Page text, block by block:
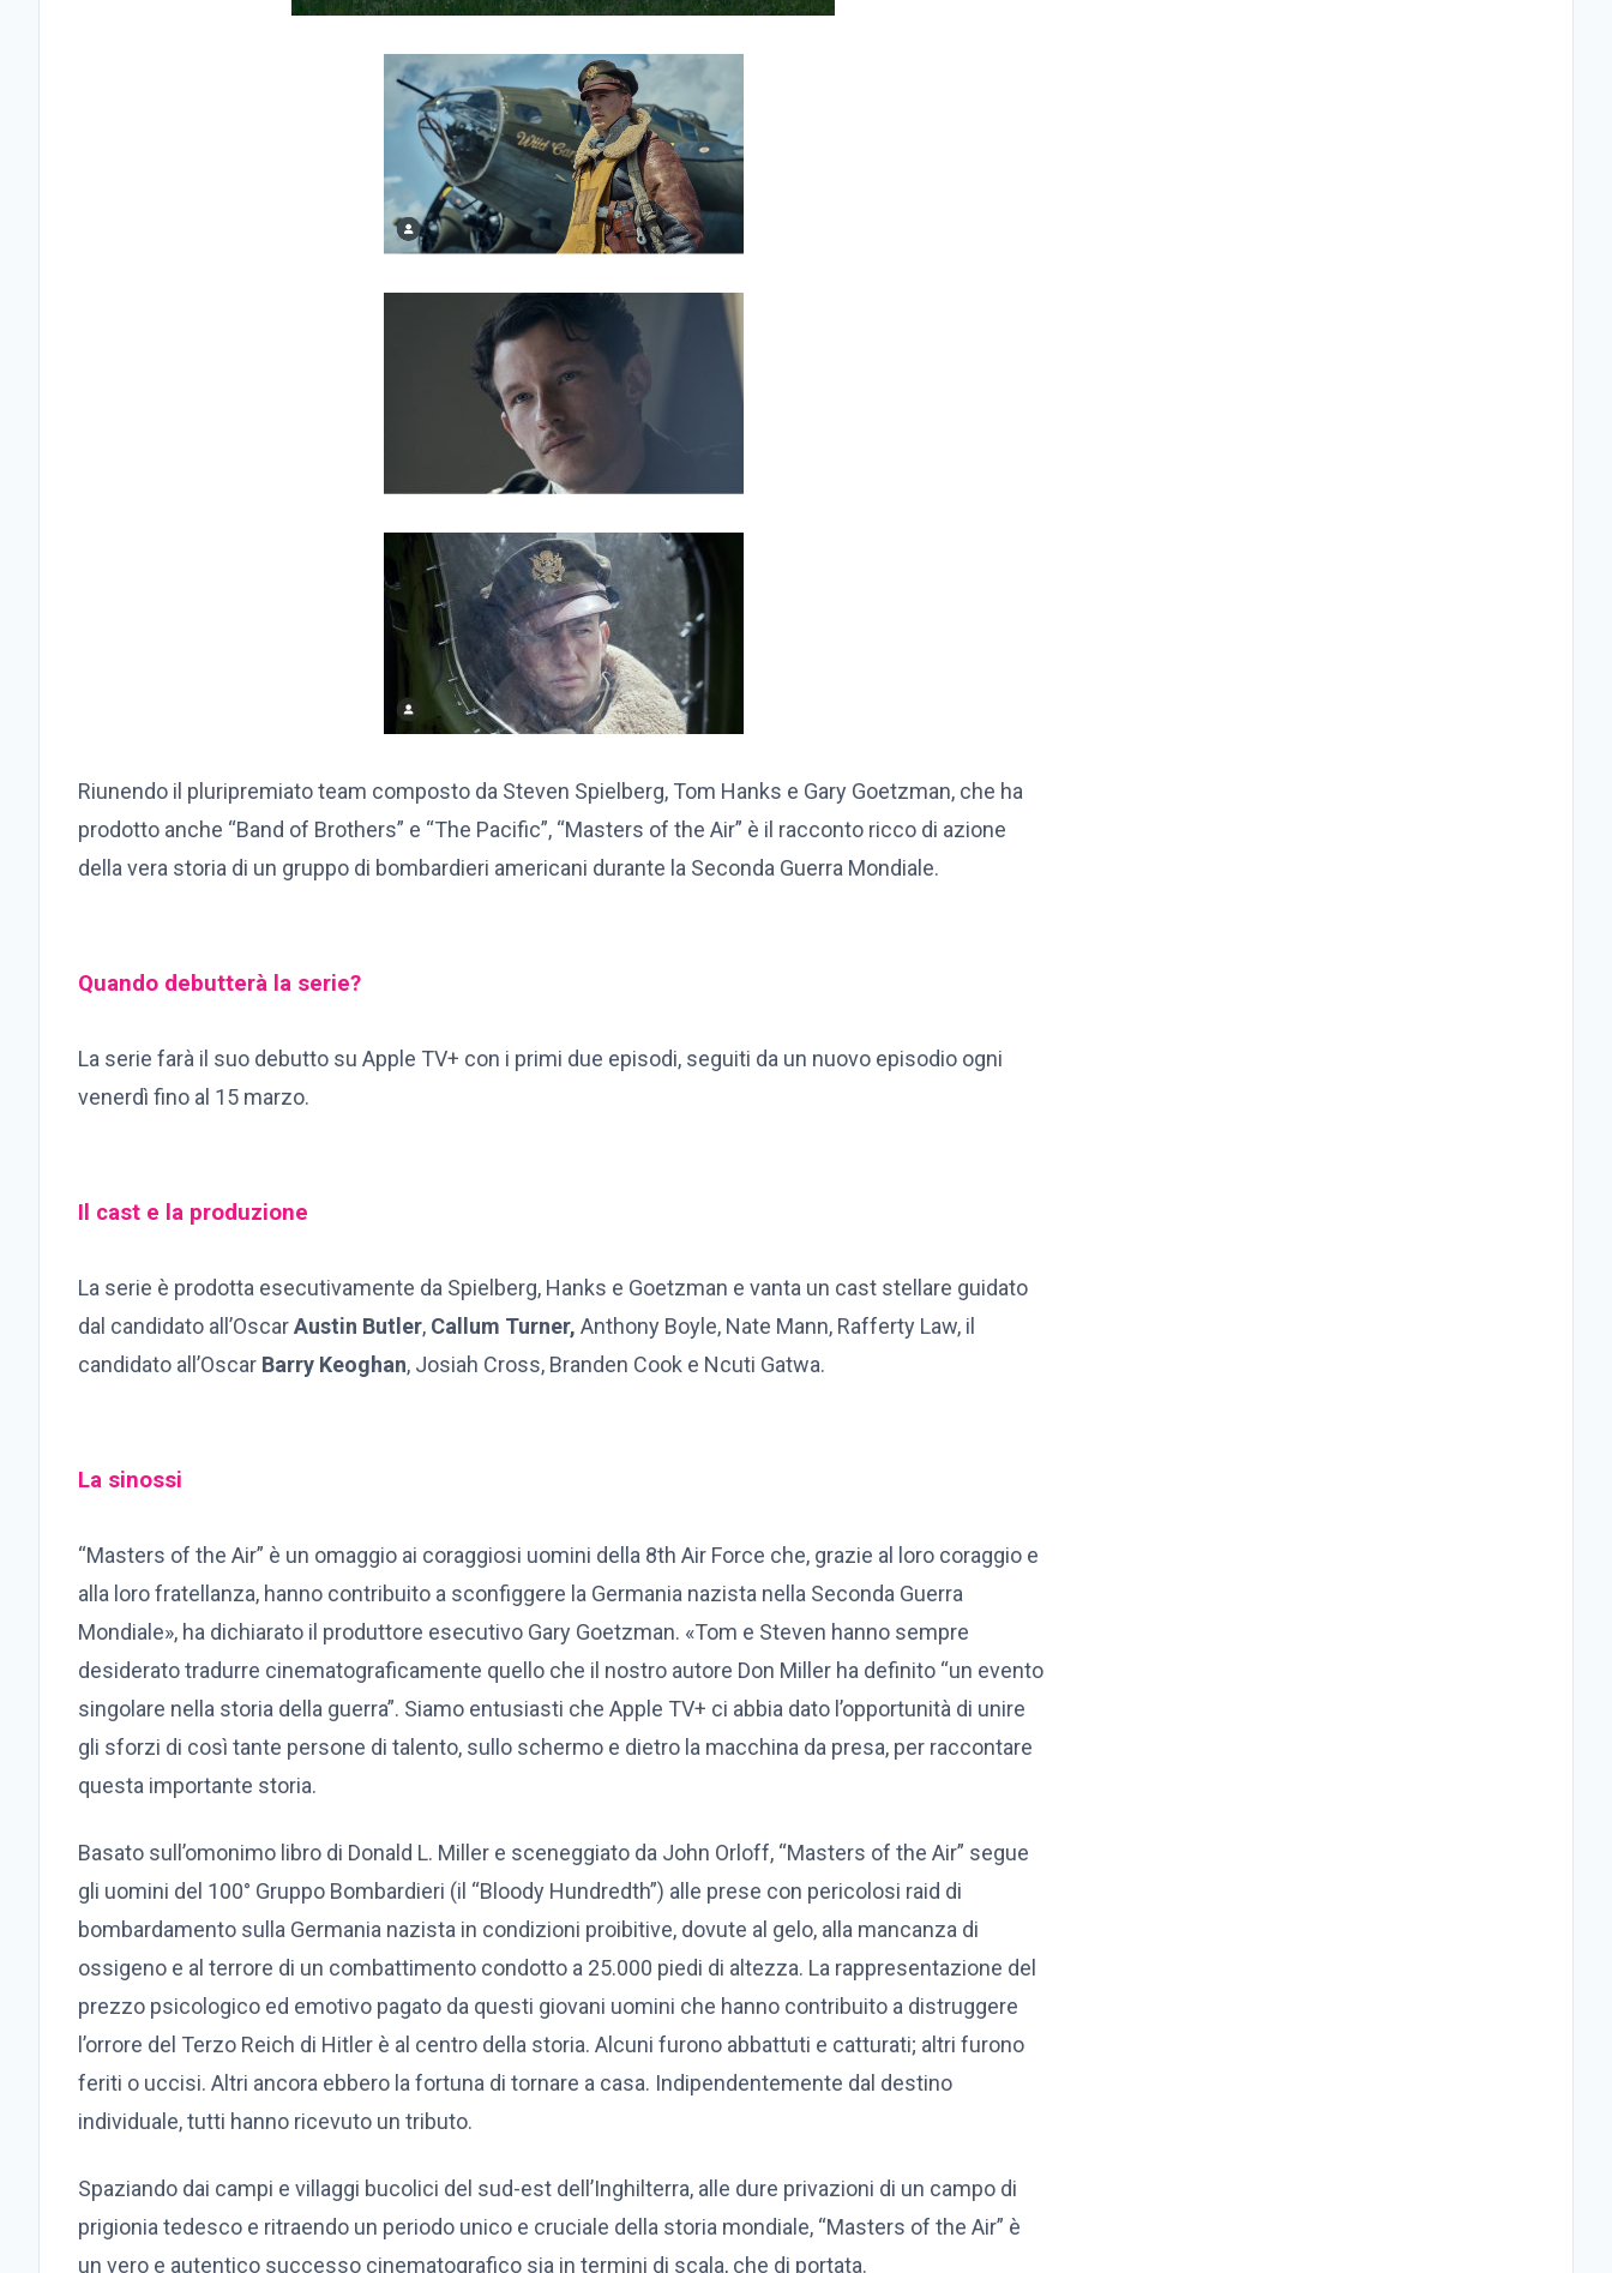
Riunendo il pluripremiato team composto da Steven Spielberg, Tom Hanks e Gary Goetzman, che ha
prodotto anche “Band of Brothers” e “The Pacific”, “Masters of the Air” è il racconto ricco di azione
della vera storia di un gruppo di bombardieri americani durante la Seconda Guerra Mondiale.
Quando debutterà la serie?
La serie farà il suo debutto su Apple TV+ con i primi due episodi, seguiti da un nuovo episodio ogni
venerdì fino al 15 marzo.
Il cast e la produzione
La serie è prodotta esecutivamente da Spielberg, Hanks e Goetzman e vanta un cast stellare guidato
dal candidato all’OscarAustin Butler, Callum Turner, Anthony Boyle, Nate Mann, Rafferty Law, il
candidato all’Oscar Barry Keoghan, Josiah Cross, Branden Cook e Ncuti Gatwa.
La sinossi
“Masters of the Air” è un omaggio ai coraggiosi uomini della 8th Air Force che, grazie al loro coraggio e
alla loro fratellanza, hanno contribuito a sconfiggere la Germania nazista nella Seconda Guerra
Mondiale», ha dichiarato il produttore esecutivo Gary Goetzman. «Tom e Steven hanno sempre
desiderato tradurre cinematograficamente quello che il nostro autore Don Miller ha definito “un evento
singolare nella storia della guerra”. Siamo entusiasti che Apple TV+ ci abbia dato l’opportunità di unire
gli sforzi di così tante persone di talento, sullo schermo e dietro la macchina da presa, per raccontare
questa importante storia.
Basato sull’omonimo libro di Donald L. Miller e sceneggiato da John Orloff, “Masters of the Air” segue
gli uomini del 100° Gruppo Bombardieri (il “Bloody Hundredth”) alle prese con pericolosi raid di
bombardamento sulla Germania nazista in condizioni proibitive, dovute al gelo, alla mancanza di
ossigeno e al terrore di un combattimento condotto a 25.000 piedi di altezza. La rappresentazione del
prezzo psicologico ed emotivo pagato da questi giovani uomini che hanno contribuito a distruggere
l’orrore del Terzo Reich di Hitler è al centro della storia. Alcuni furono abbattuti e catturati; altri furono
feriti o uccisi. Altri ancora ebbero la fortuna di tornare a casa. Indipendentemente dal destino
individuale, tutti hanno ricevuto un tributo.
Spaziando dai campi e villaggi bucolici del sud-est dell’Inghilterra, alle dure privazioni di un campo di
prigionia tedesco e ritraendo un periodo unico e cruciale della storia mondiale, “Masters of the Air” è
un vero e autentico successo cinematografico sia in termini di scala, che di portata.